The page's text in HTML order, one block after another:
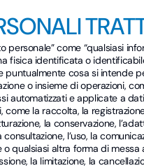
personale” come “qualsiasi
fisica identificata o
puntualmente cosa si intende
o insieme di operazioni,
automatizzati e applicate a
come la raccolta, la
la conservazione,
consultazione, l’uso, la
qualsiasi altra forma di messa
la limitazione, la